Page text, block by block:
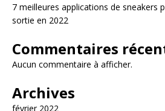
7 meilleures applications de sneakers
sortie en 2022
Commentaires
Aucun commentaire à afficher.
Archives
février 2022